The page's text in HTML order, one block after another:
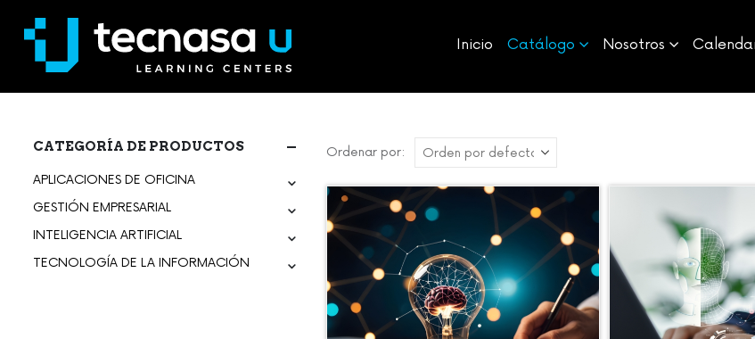
Inicio Catálogo Nosotros
CATEGORÍA DE PRODUCTOS
APLICACIONES DE OFICINA
GESTIÓN EMPRESARIAL
INTELIGENCIA ARTIFICIAL
TECNOLOGÍA DE LA INFORMACIÓN
Ordenar por: